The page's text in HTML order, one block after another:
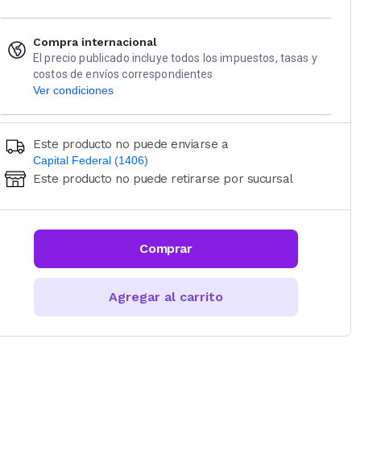
Compra internacional
El precio publicado incluye todos los impuestos, tasas y
costos de envíos correspondientes
Ver condiciones
Este producto no puede enviarse a
Capital Federal (1406)
Ingresá código postal (sólo números)
CALCULAR
Este producto no puede retirarse por sucursal
Comprar
Agregar al carrito